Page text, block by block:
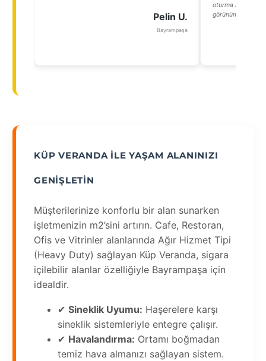
Pelin U.
Bayrampaşa
oturma alanı
görünümünü
KÜP VERANDA ILE YAŞAM ALANINIZI
GENIŞLETIN
Müşterilerinize konforlu bir alan sunarken
işletmenizin m2’sini artırın. Cafe, Restoran,
Ofis ve Vitrinler alanlarında Ağır Hizmet Tipi
(Heavy Duty) sağlayan Küp Veranda, sigara
içilebilir alanlar özelliğiyle Bayrampaşa için
idealdir.
✔ Sineklik Uyumu: Haşerelere karşı
sineklik sistemleriyle entegre çalışır.
✔ Havalandırma: Ortamı boğmadan
temiz hava almanızı sağlayan sistem.